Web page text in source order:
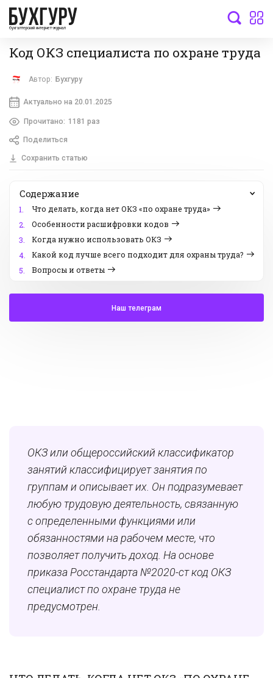
бухгалтерский интернет-журнал
Код ОКЗ специалиста по охране труда
Автор: Бухгуру
Актуально на 20.01.2025
Прочитано: 1181 раз
Поделиться
Сохранить статью
Содержание
1.
Что делать, когда нет ОКЗ «по охране труда»
2.
Особенности расшифровки кодов
3.
Когда нужно использовать ОКЗ
4.
Какой код лучше всего подходит для охраны труда?
5.
Вопросы и ответы
Наш телеграм
ОКЗ или общероссийский классификатор
занятий классифицирует занятия по
группам и описывает их. Он подразумевает
любую трудовую деятельность, связанную
с определенными функциями или
обязанностями на рабочем месте, что
позволяет получить доход. На основе
приказа Росстандарта №2020-ст код ОКЗ
специалист по охране труда не
предусмотрен.